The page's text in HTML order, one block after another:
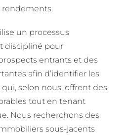
un processus
discipliné pour
entrants et des
afin d’identifier les
selon nous, offrent des
tout en tenant
Nous recherchons des
sous-jacents